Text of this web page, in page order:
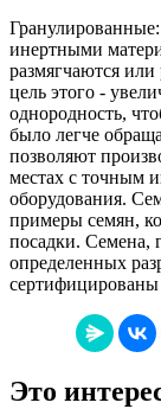
инертными
размягчаются
цель этого -
однородность,
было легче
позволяют
местах с точным
оборудования.
примеры семян,
посадки. Семена,
определенных
сертифицированы
Это